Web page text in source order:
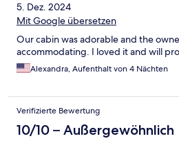
5. Dez. 2024
Mit Google übersetzen
Our cabin was adorable and the
accommodating. I loved it and will
Alexandra, Aufenthalt von 4 Nächten
Verifizierte Bewertung
10/10 – Außergewöhnlich